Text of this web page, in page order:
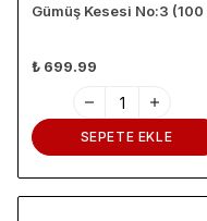
₺ 699.99
SEPETE EKLE